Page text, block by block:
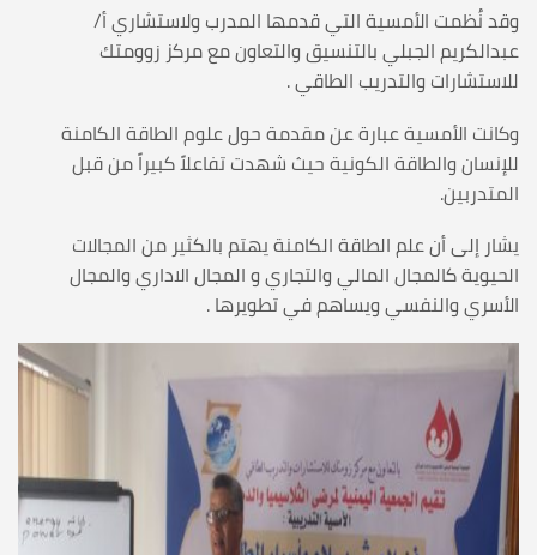
وقد نُظمت الأمسية التي قدمها المدرب ولاستشاري أ/
عبدالكريم الجبلي بالتنسيق والتعاون مع مركز زوومتك
للاستشارات والتدريب الطاقي .
وكانت الأمسية عبارة عن مقدمة حول علوم الطاقة الكامنة
للإنسان والطاقة الكونية حيث شهدت تفاعلاً كبيراً من قبل
المتدربين.
يشار إلى أن علم الطاقة الكامنة يهتم بالكثير من المجالات
الحيوية كالمجال المالي والتجاري و المجال الاداري والمجال
الأسري والنفسي ويساهم في تطويرها .